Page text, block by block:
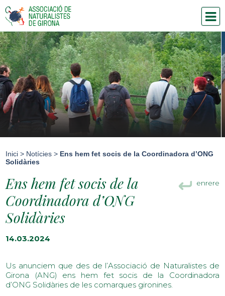
Inici > Notícies > Ens hem fet socis de la Coordinadora d’ONG
Solidàries
enrere
Ens hem fet socis de la
Coordinadora d’ONG
Solidàries
14.03.2024
Us anunciem que des de l’Associació de Naturalistes de
Girona (ANG) ens hem fet socis de la Coordinadora
d’ONG Solidàries de les comarques gironines.